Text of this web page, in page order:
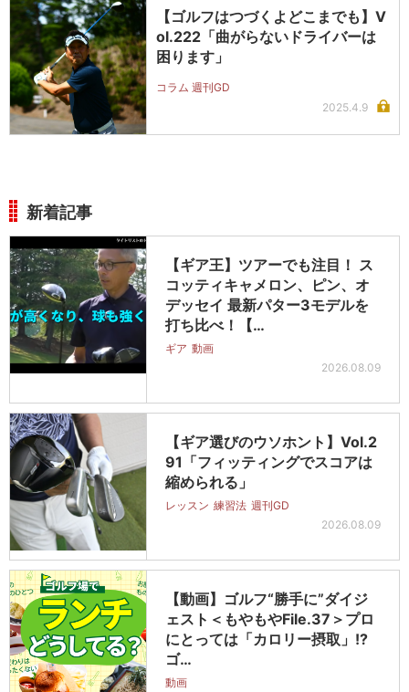
【ゴルフはつづくよどこまでも】V
ol.222「曲がらないドライバーは
困ります」
コラム 週刊GD
2025.4.9
新着記事
【ギア王】ツアーでも注目！ ス
コッティキャメロン、ピン、オ
デッセイ 最新パター3モデルを
打ち比べ！【…
ギア 動画
2026.08.09
【ギア選びのウソホント】Vol.2
91「フィッティングでスコアは
縮められる」
レッスン 練習法 週刊GD
2026.08.09
【動画】ゴルフ“勝手に”ダイジ
ェスト＜もやもやFile.37＞プロ
にとっては「カロリー摂取」!?
ゴ…
動画